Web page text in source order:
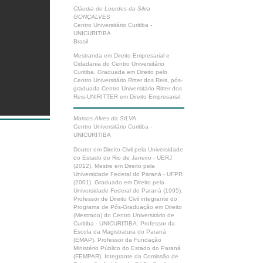
Cláudia de Lourdes da Silva
GONÇALVES
Centro Universitário Curitiba -
UNICURITIBA
Brasil
Mestranda em Direito Empresarial e
Cidadania do Centro Universitário
Curitiba. Graduada em Direito pelo
Centro Universitário Ritter dos Reis, pós-
graduada Centro Universitário Ritter dos
Reis-UNIRITTER em Direito Empresarial.
Marcos Alves da SILVA
Centro Universitário Curitiba -
UNICURITIBA
Doutor em Direito Civil pela Universidade
do Estado do Rio de Janeiro - UERJ
(2012). Mestre em Direito pela
Universidade Federal do Paraná - UFPR
(2001). Graduado em Direito pela
Universidade Federal do Paraná (1995).
Professor de Direito Civil integrante do
Programa de Pós-Graduação em Direito
(Mestrado) do Centro Universitário de
Curitiba - UNICURITIBA. Professor da
Escola da Magistratura do Paraná
(EMAP). Professor da Fundação
Ministério Público do Estado do Paraná
(FEMPAR). Integrante da Comissão de